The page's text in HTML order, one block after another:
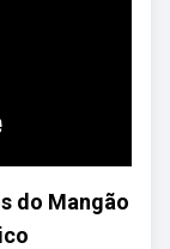
do Mangão